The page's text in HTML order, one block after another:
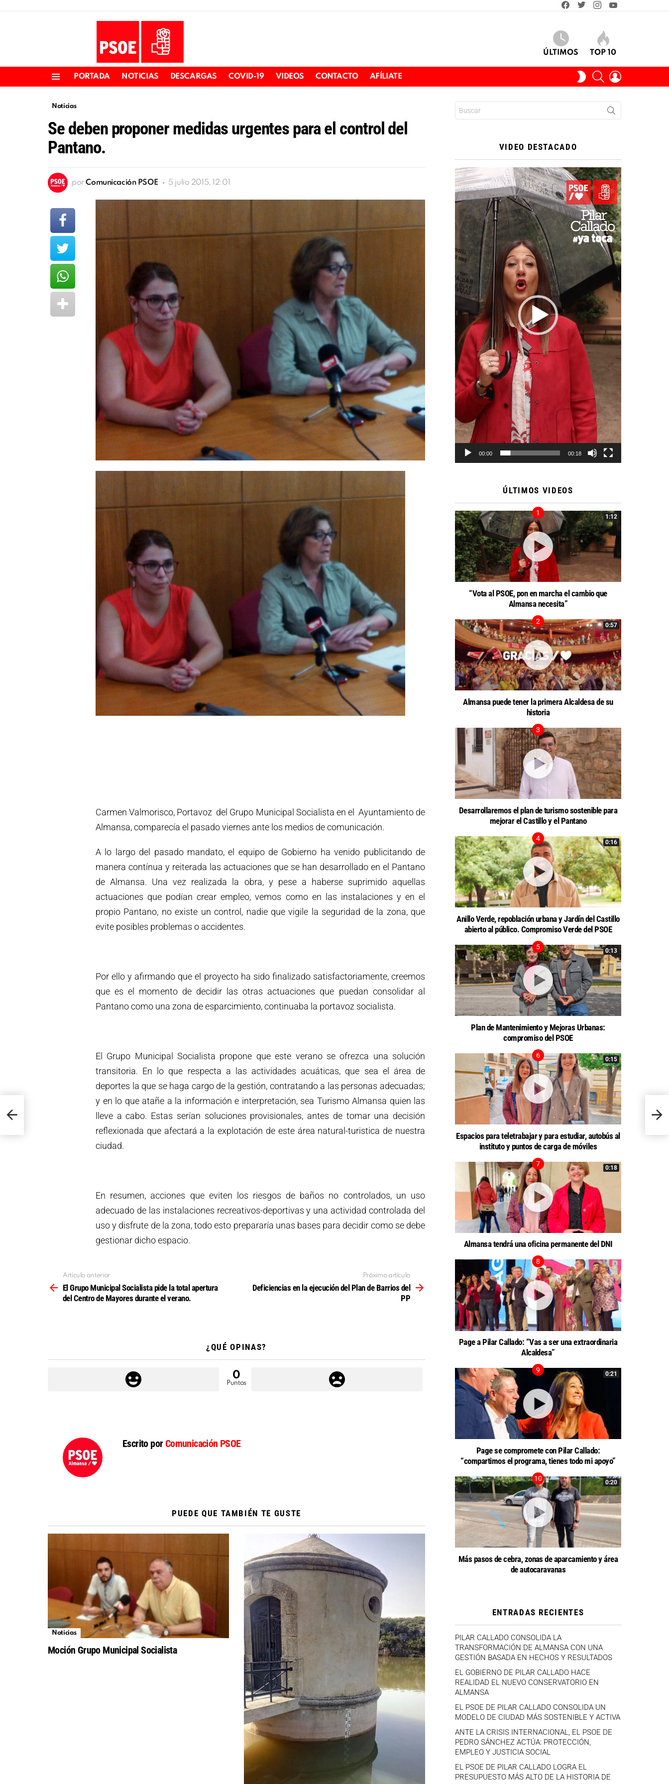
ÚLTIMOS TOP 10
PORTADA NOTICIAS DESCARGAS COVID-19 VIDEOS CONTACTO AFÍLIATE
SWITCH
SKIN
BUSCAR
Noticias
Se deben proponer medidas urgentes para el control del
Pantano.
por Comunicación PSOE 5 julio 2015, 12:01
Carmen Valmorisco, Portavoz del Grupo Municipal Socialista en el Ayuntamiento de
Almansa, comparecía el pasado viernes ante los medios de comunicación.
A lo largo del pasado mandato, el equipo de Gobierno ha venido publicitando de
manera contínua y reiterada las actuaciones que se han desarrollado en el Pantano
de Almansa. Una vez realizada la obra, y pese a haberse suprimido aquellas
actuaciones que podían crear empleo, vemos como en las instalaciones y en el
propio Pantano, no existe un control, nadie que vigile la seguridad de la zona, que
evite posibles problemas o accidentes.
Por ello y afirmando que el proyecto ha sido finalizado satisfactoriamente, creemos
que es el momento de decidir las otras actuaciones que puedan consolidar al
Pantano como una zona de esparcimiento, continuaba la portavoz socialista.
El Grupo Municipal Socialista propone que este verano se ofrezca una solución
transitoria. En lo que respecta a las actividades acuáticas, que sea el área de
deportes la que se haga cargo de la gestión, contratando a las personas adecuadas;
y en lo que atañe a la información e interpretación, sea Turismo Almansa quien las
lleve a cabo. Estas serían soluciones provisionales, antes de tomar una decisión
reflexionada que afectará a la explotación de este área natural-turistica de nuestra
ciudad.
En resumen, acciones que eviten los riesgos de baños no controlados, un uso
adecuado de las instalaciones recreativos-deportivas y una actividad controlada del
uso y disfrute de la zona, todo esto prepararía unas bases para decidir como se debe
gestionar dicho espacio.
más
Artículo anterior
El Grupo Municipal Socialista pide la total apertura
del Centro de Mayores durante el verano.
Próximo artículo
Deficiencias en la ejecución del Plan de Barrios del
PP
¿QUÉ OPINAS?
0
Puntos
Escrito porComunicación PSOE
PUEDE QUE TAMBIÉN TE GUSTE
Noticias
Moción Grupo Municipal Socialista
PP
VIDEO DESTACADO
Reproductor
de
vídeo
00:00 00:18
ÚLTIMOS VIDEOS
1:12
“Vota al PSOE, pon en marcha el cambio que
Almansa necesita”
0:57
Almansa puede tener la primera Alcaldesa de su
historia
Desarrollaremos el plan de turismo sostenible para
mejorar el Castillo y el Pantano
0:16
Anillo Verde, repoblación urbana y Jardín del Castillo
abierto al público. Compromiso Verde del PSOE
0:13
Plan de Mantenimiento y Mejoras Urbanas:
compromiso del PSOE
0:15
Espacios para teletrabajar y para estudiar, autobús al
instituto y puntos de carga de móviles
0:18
Almansa tendrá una oficina permanente del DNI
Page a Pilar Callado: “Vas a ser una extraordinaria
Alcaldesa”
0:21
Page se compromete con Pilar Callado:
“compartimos el programa, tienes todo mi apoyo”
0:20
Más pasos de cebra, zonas de aparcamiento y área
de autocaravanas
ENTRADAS RECIENTES
PILAR CALLADO CONSOLIDA LA
TRANSFORMACIÓN DE ALMANSA CON UNA
GESTIÓN BASADA EN HECHOS Y RESULTADOS
EL GOBIERNO DE PILAR CALLADO HACE
REALIDAD EL NUEVO CONSERVATORIO EN
ALMANSA
EL PSOE DE PILAR CALLADO CONSOLIDA UN
MODELO DE CIUDAD MÁS SOSTENIBLE Y ACTIVA
ANTE LA CRISIS INTERNACIONAL, EL PSOE DE
PEDRO SÁNCHEZ ACTÚA: PROTECCIÓN,
EMPLEO Y JUSTICIA SOCIAL
EL PSOE DE PILAR CALLADO LOGRA EL
PRESUPUESTO MÁS ALTO DE LA HISTORIA DE